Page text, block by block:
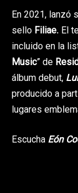
En 2021, lanzó
sello Filiae. El
incluido en la
Music” de
álbum debut,
producido a
lugares
Escucha Eón